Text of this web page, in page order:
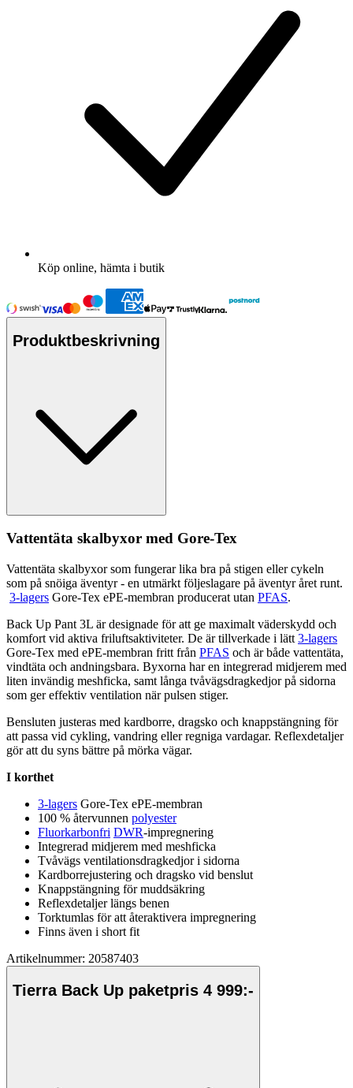
Köp online, hämta i butik
Produktbeskrivning
Vattentäta skalbyxor med Gore-Tex
Vattentäta skalbyxor som fungerar lika bra på stigen eller cykeln
som på snöiga äventyr - en utmärkt följeslagare på äventyr året runt.
3-lagers Gore-Tex ePE-membran producerat utan PFAS.
Back Up Pant 3L är designade för att ge maximalt väderskydd och
komfort vid aktiva friluftsaktiviteter. De är tillverkade i lätt 3-lagers
Gore-Tex med ePE-membran fritt från PFAS och är både vattentäta,
vindtäta och andningsbara. Byxorna har en integrerad midjerem med
liten invändig meshficka, samt långa tvåvägsdragkedjor på sidorna
som ger effektiv ventilation närpulsen stiger.
Bensluten justeras med kardborre, dragsko och knappstängning för
att passa vid cykling, vandring eller regniga vardagar. Reflexdetaljer
gör att du syns bättre på mörka vägar.
I korthet
3-lagers Gore-Tex ePE-membran
100 % återvunnen polyester
Fluorkarbonfri DWR-impregnering
Integrerad midjerem med meshficka
Tvåvägs ventilationsdragkedjor i sidorna
Kardborrejustering och dragsko vid benslut
Knappstängning för muddsäkring
Reflexdetaljer längs benen
Torktumlas för att återaktivera impregnering
Finns även i short fit
Artikelnummer: 20587403
Tierra Back Up paketpris 4 999:-